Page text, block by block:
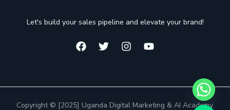
Let's build your sales pipeline and elevate your brand!
Copyright © [2025] Uganda Digital Marketing & AI Academy.